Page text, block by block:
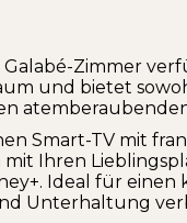
Galabé-Zimmer
und bietet
Smart-TV mit
mit Ihren
Ideal für
Unterhaltung